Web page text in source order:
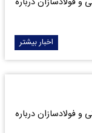
اخبار بیشتر
فولادسازان درباره